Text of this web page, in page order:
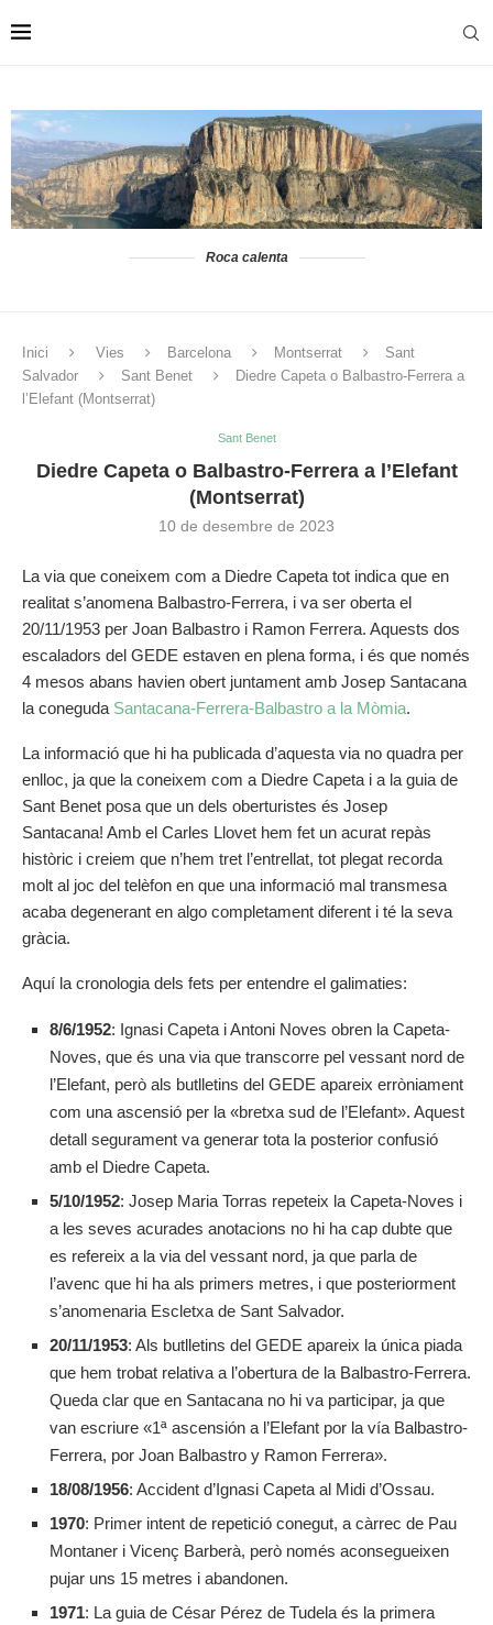
Roca calenta
Inici Vies Barcelona Montserrat
Sant
Salvador
Sant Benet
Diedre Capeta o Balbastro-Ferrera a
l’Elefant (Montserrat)
Sant Benet
Diedre Capeta o Balbastro-Ferrera a l’Elefant
(Montserrat)
10 de desembre de 2023
La via que coneixem com a Diedre Capeta tot indica que en
realitat s’anomena Balbastro-Ferrera, i va ser oberta el
20/11/1953 per Joan Balbastro i Ramon Ferrera. Aquests dos
escaladors del GEDE estaven en plena forma, i és que només
4 mesos abans havien obert juntament amb Josep Santacana
la coneguda Santacana-Ferrera-Balbastro a la Mòmia.
La informació que hi ha publicada d’aquesta via no quadra per
enlloc, ja que la coneixem com a Diedre Capeta i a la guia de
Sant Benet posa que un dels oberturistes és Josep
Santacana! Amb el Carles Llovet hem fet un acurat repàs
històric i creiem que n’hem tret l’entrellat, tot plegat recorda
molt al joc del telèfon en que una informació mal transmesa
acaba degenerant en algo completament diferent i té la seva
gràcia.
Aquí la cronologia dels fets per entendre el galimaties:
8/6/1952: Ignasi Capeta i Antoni Noves obren la Capeta-
Noves, que és una via que transcorre pel vessant nord de
l’Elefant, però als butlletins del GEDE apareix erròniament
com una ascensió per la «bretxa sud de l’Elefant». Aquest
detall segurament va generar tota la posterior confusió
amb el Diedre Capeta.
5/10/1952: Josep Maria Torras repeteix la Capeta-Noves i
a les seves acurades anotacions no hi ha cap dubte que
es refereix a la via del vessant nord, ja que parla de
l’avenc que hi ha als primers metres, i que posteriorment
s’anomenaria Escletxa de Sant Salvador.
20/11/1953: Als butlletins del GEDE apareix la única piada
que hem trobat relativa a l’obertura de la Balbastro-Ferrera.
Queda clar que en Santacana no hi va participar, ja que
van escriure «1ª ascensión a l’Elefant por la vía Balbastro-
Ferrera, por Joan Balbastro y Ramon Ferrera».
18/08/1956: Accident d’Ignasi Capeta al Midi d’Ossau.
1970: Primer intent de repetició conegut, a càrrec de Pau
Montaner i Vicenç Barberà, però només aconsegueixen
pujar uns 15 metres i abandonen.
1971: La guia de César Pérez de Tudela és la primera